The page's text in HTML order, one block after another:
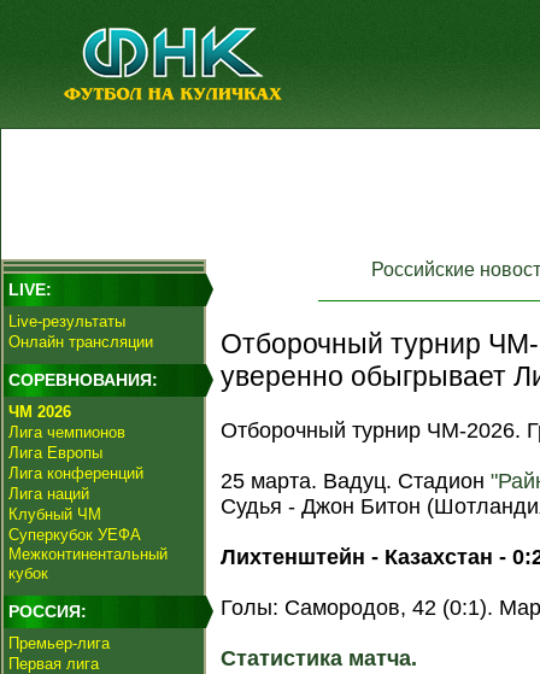
LIVE:
Live-результаты
Онлайн трансляции
СОРЕВНОВАНИЯ:
ЧМ 2026
Лига чемпионов
Лига Европы
Лига конференций
Лига наций
Клубный ЧМ
Суперкубок УЕФА
Межконтинентальный
кубок
РОССИЯ:
Премьер-лига
Первая лига
Российские
Отборочный турнир
уверенно обыгрывает
Отборочный турнир ЧМ-2026.
25 марта. Вадуц. Стадион
Судья - Джон Битон
Лихтенштейн - Казахстан -
Голы: Самородов, 42 (0:1).
Статистика матча.